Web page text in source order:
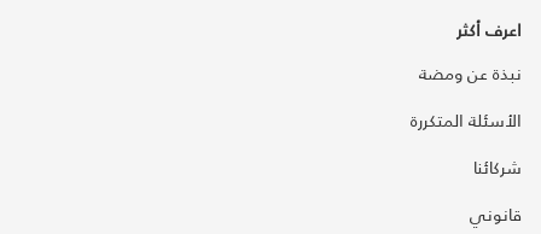
اعرف أكثر
نبذة عن ومضة
الأسئلة المتكررة
شركائنا
قانوني